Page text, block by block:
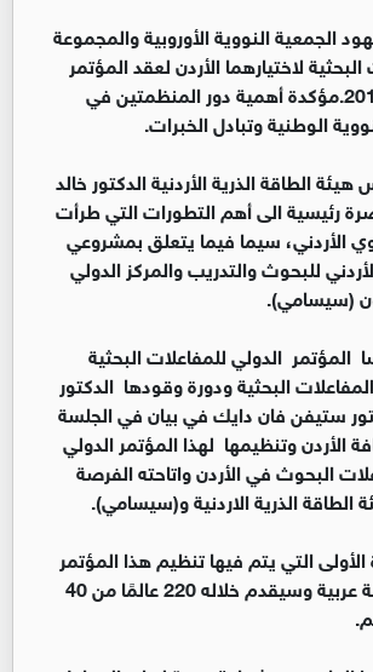
الجمعية النووية الأوروبية والمجموعة
لاختيارهما الأردن لعقد المؤتمر
المشترك لعام 2019.مؤكدة أهمية دور المنظمتين في
الوطنية وتبادل الخبرات.
الطاقة الذرية الأردنية الدكتور خالد
رئيسية الى أهم التطورات التي طرأت
الأردني، سيما فيما يتعلق بمشروعي
للبحوث والتدريب والمركز الدولي
(سيسامي).
المؤتمر الدولي للمفاعلات البحثية
البحثية ودورة وقودها الدكتور
ستيفن فان دايك في بيان في الجلسة
الأردن وتنظيمها لهذا المؤتمر الدولي
البحوث في الأردن واتاحته الفرصة
الطاقة الذرية الاردنية و(سيسامي).
الأولى التي يتم فيها تنظيم هذا المؤتمر
المشترك في دولة عربية وسيقدم خلاله 220 عالمًا من 40